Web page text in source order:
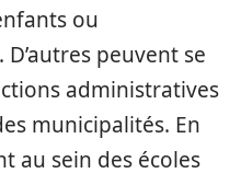
ou
peuvent se
administratives
municipalités. En
au sein des écoles